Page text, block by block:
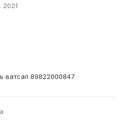
2021
ватсап 89822000847